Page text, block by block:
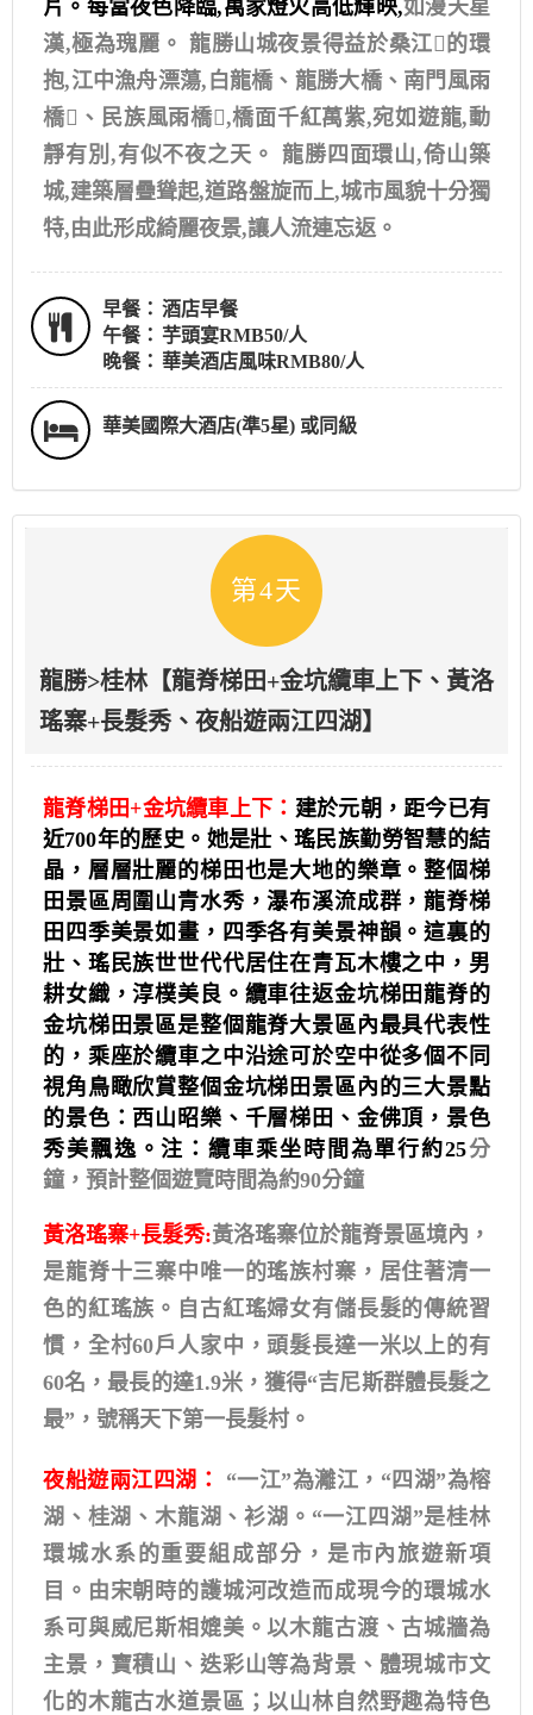
片。每當夜色降臨,萬家燈火高低輝映,如漫天星
漢,極為瑰麗。 龍勝山城夜景得益於桑江的環
抱,江中漁舟漂蕩,白龍橋、龍勝大橋、南門風雨
橋、民族風雨橋,橋面千紅萬紫,宛如遊龍,動
靜有別,有似不夜之天。 龍勝四面環山,倚山築
城,建築層疊聳起,道路盤旋而上,城市風貌十分獨
特,由此形成綺麗夜景,讓人流連忘返。
早餐： 酒店早餐
午餐： 芋頭宴RMB50/人
晚餐： 華美酒店風味RMB80/人
華美國際大酒店(準5星) 或同級
第4天
龍勝>桂林【龍脊梯田+金坑纜車上下、黃洛
瑤寨+長髮秀、夜船遊兩江四湖】
龍脊梯田+金坑纜車上下： 建於元朝，距今已有
近700年的歷史。她是壯、瑤民族勤勞智慧的結
晶，層層壯麗的梯田也是大地的樂章。整個梯
田景區周圍山青水秀，瀑布溪流成群，龍脊梯
田四季美景如畫，四季各有美景神韻。這裏的
壯、瑤民族世世代代居住在青瓦木樓之中，男
耕女織，淳樸美良。纜車往返金坑梯田龍脊的
金坑梯田景區是整個龍脊大景區內最具代表性
的，乘座於纜車之中沿途可於空中從多個不同
視角鳥瞰欣賞整個金坑梯田景區內的三大景點
的景色：西山昭樂、千層梯田、金佛頂，景色
秀美飄逸。注：纜車乘坐時間為單行約25分
鐘，預計整個遊覽時間為約90分鐘
黃洛瑤寨+長髮秀:黃洛瑤寨位於龍脊景區境內，
是龍脊十三寨中唯一的瑤族村寨，居住著清一
色的紅瑤族。自古紅瑤婦女有儲長髮的傳統習
慣，全村60戶人家中，頭髮長達一米以上的有
60名，最長的達1.9米，獲得“吉尼斯群體長髮之
最”，號稱天下第一長髮村。
夜船遊兩江四湖： “一江”為灕江，“四湖”為榕
湖、桂湖、木龍湖、衫湖。“一江四湖”是桂林
環城水系的重要組成部分，是市內旅遊新項
目。由宋朝時的護城河改造而成現今的環城水
系可與威尼斯相媲美。以木龍古渡、古城牆為
主景，寶積山、迭彩山等為背景、體現城市文
化的木龍古水道景區；以山林自然野趣為特色